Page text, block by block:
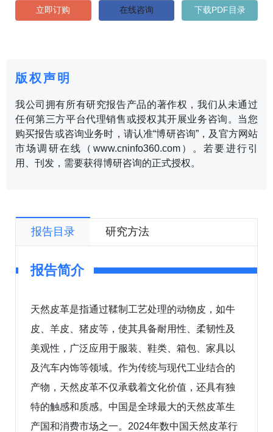
立即订购 在线咨询 下载PDF目录
版权声明
我公司拥有所有研究报告产品的著作权，我们从未通过
任何第三方平台代理销售或授权其开展业务咨询。当您
购买报告或咨询业务时，请认准“博研咨询”，及官方网站
市场调研在线（www.cninfo360.com）。若要进行引
用、刊发，需要获得博研咨询的正式授权。
报告目录 研究方法
报告简介
天然皮革是指通过鞣制工艺处理的动物皮，如牛
皮、羊皮、猪皮等，使其具备耐用性、柔韧性及
美观性，广泛应用于服装、鞋类、箱包、家具以
及汽车内饰等领域。作为传统与现代工业结合的
产物，天然皮革不仅承载着文化价值，还具有独
特的触感和质感。中国是全球最大的天然皮革生
产国和消费市场之一。2024年数中国天然皮革行